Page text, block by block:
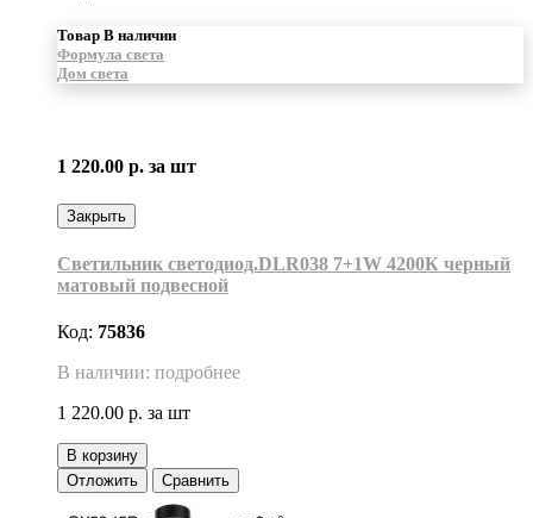
Товар В наличии
Формула света
Дом света
1 220.00 р. за шт
Закрыть
Светильник светодиод.DLR038 7+1W 4200К черный
матовый подвесной
Код: 75836
В наличии: подробнее
1 220.00 р. за шт
В корзину
Отложить
Сравнить